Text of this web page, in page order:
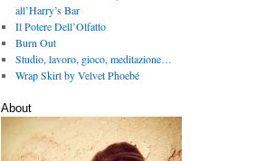
all’Harry’s Bar
Il Potere Dell’Olfatto
Burn Out
Studio, lavoro, gioco, meditazione…
Wrap Skirt by Velvet Phoebé
About